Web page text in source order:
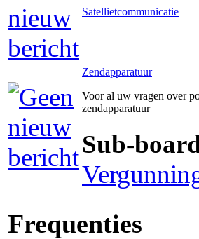
Satellietcommunicatie
Zendapparatuur
Voor al uw vragen over
zendapparatuur
Sub-
Frequenties